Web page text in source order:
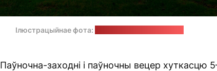
Ілюстрацыйнае фота:
Паўночна-заходні і паўночны вецер хуткасцю